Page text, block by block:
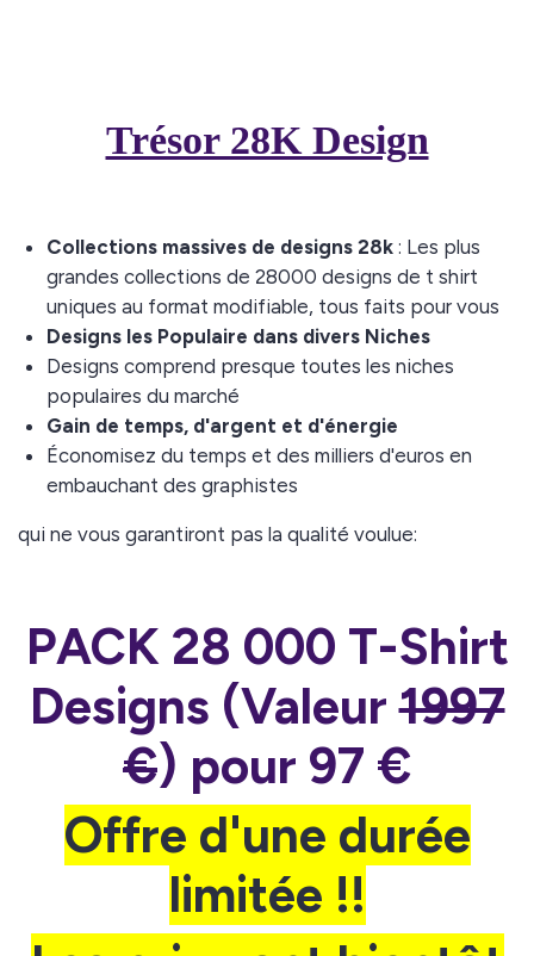
Trésor 28K Design
Collections massives de designs 28k : Les plus
grandes collections de 28000 designs de t shirt
uniques au format modifiable, tous faits pour vous
Designs les Populaire dans divers Niches
Designs comprend presque toutes les niches
populaires du marché
Gain de temps, d'argent et d'énergie
Économisez du temps et des milliers d'euros en
embauchant des graphistes
qui ne vous garantiront pas la qualité voulue:
PACK 28 000 T-Shirt
Designs (Valeur1997
€) pour 97 €
Offre d'une durée
limitée !!